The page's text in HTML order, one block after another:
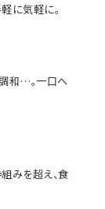
に気軽に。
和…。一口へ
みを超え、食